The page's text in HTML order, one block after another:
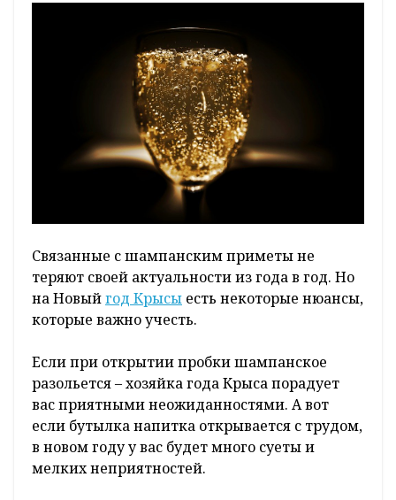
Связанные с шампанским приметы не
теряют своей актуальности из года в год. Но
на Новыйгод Крысы есть некоторые нюансы,
которые важно учесть.
Если при открытии пробки шампанское
разольется – хозяйка года Крыса порадует
вас приятными неожиданностями. А вот
если бутылка напитка открывается с трудом,
в новом году у вас будет много суеты и
мелких неприятностей.